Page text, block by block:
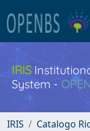
IRIS
System -
IRIS Catalogo